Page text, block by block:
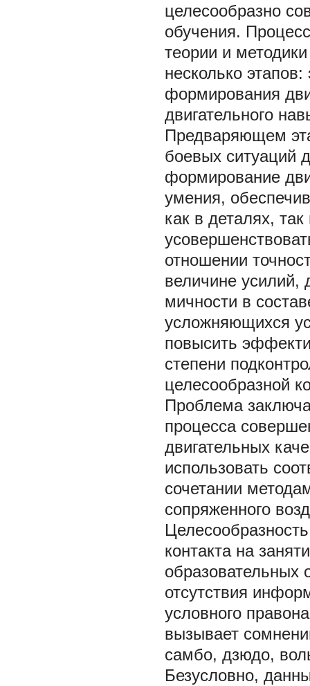
целесообразно
обучения.
теории и
несколько
формирования
двигательного
Предваряющем
боевых ситуаций
формирование
умения,
как в деталях,
отношении
величине усилий,
мичности в
усложняющихся
повысить
степени
целесообразной
Проблема
процесса
двигательных
использовать
сочетании
сопряженного
контакта на
образовательных
отсутствия
условного
вызывает
самбо, дзюдо,
Безусловно,